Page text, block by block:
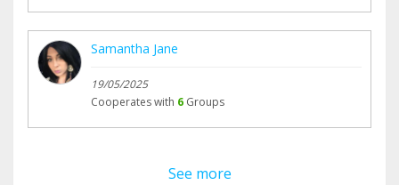
Samantha Jane
19/05/2025
Cooperates with 6 Groups
See more